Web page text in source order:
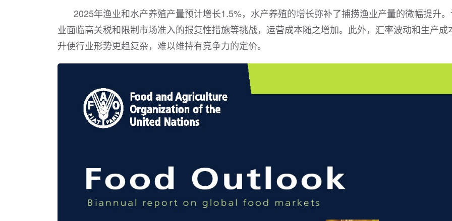
2025年渔业和水产养殖产量预计增长1.5%，水产养殖的增长弥补了捕捞渔业产量的微幅提升
业面临高关税和限制市场准入的报复性措施等挑战，运营成本随之增加。此外，汇率波动和生产成
升使行业形势更趋复杂，难以维持有竞争力的定价。